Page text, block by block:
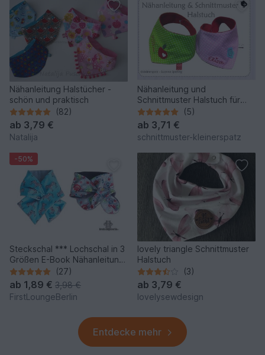
Nähanleitung Halstücher -
schön und praktisch
(82)
ab 3,79 €
Natalija
Nähanleitung und
Schnittmuster Halstuch für
Babys und Kinder (0 - ca. 4-5
Jahre)
(5)
ab 3,71 €
schnittmuster-kleinerspatz
-50%
Steckschal *** Lochschal in 3
Größen E-Book Nähanleitung
für die ganze Familie Nähen
Design von firstloungeberlin
(27)
ab 1,89 € 3,98 €
FirstLoungeBerlin
lovely triangle Schnittmuster
Halstuch
(3)
ab 3,79 €
lovelysewdesign
Entdecke mehr